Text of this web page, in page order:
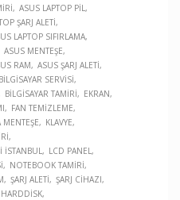
ASUS LAPTOP PIL
ŞARJ ALETI
LAPTOP SIFIRLAMA
ASUS MENTEŞE
RAM
ASUS ŞARJ ALETI
BILGISAYAR SERVISI
BILGISAYAR TAMIRI
EKRAN
FAN TEMIZLEME
MENTEŞE
KLAVYE
İSTANBUL
LCD PANEL
NOTEBOOK TAMIRI
ŞARJ ALETI
ŞARJ CIHAZI